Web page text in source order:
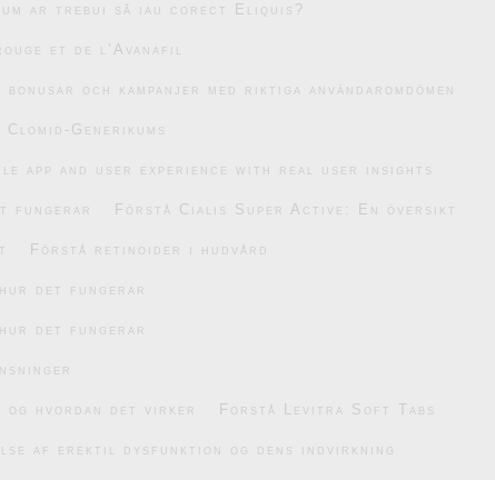
ar trebui să iau corect Eliquis?
et de l’Avanafil
och kampanjer med riktiga användaromdömen
Generikums
app and user experience with real user insights
fungerar Förstå Cialis Super Active: En översikt
Förstå retinoider i hudvård
det fungerar
det fungerar
og hvordan det virker Forstå Levitra Soft Tabs
af erektil dysfunktion og dens indvirkning